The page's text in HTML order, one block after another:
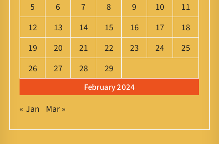
February 2024
5
6 7 8 9 10
11
12
13 14 15 16 17
18
19
20 21 22 23 24
25
26
27 28 29
« Jan Mar »